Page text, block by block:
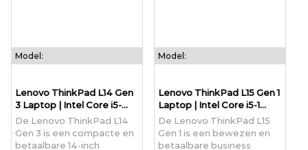
Model:
Lenovo ThinkPad L14 Gen
3 Laptop | Intel Core i5-...
De Lenovo ThinkPad L14
Gen 3 is een compacte en
betaalbare 14-inch
Model:
Lenovo ThinkPad L15 Gen 1
Laptop | Intel Core i5-1...
De Lenovo ThinkPad L15
Gen 1 is een bewezen en
betaalbare business